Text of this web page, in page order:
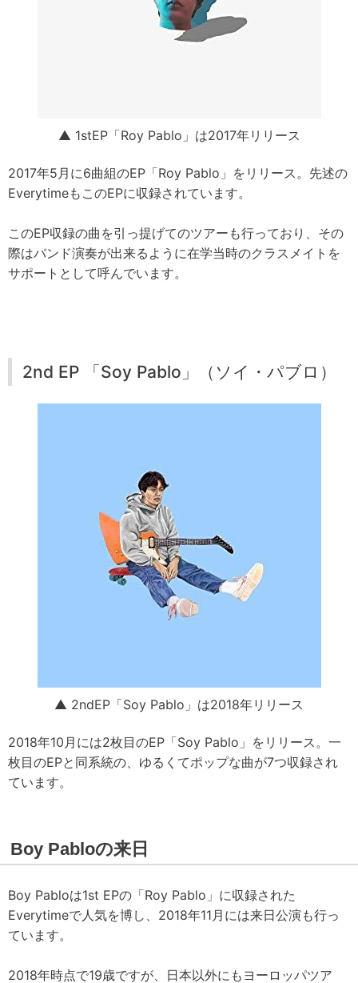
▲ 1stEP「Roy Pablo」は2017年リリース
2017年5月に6曲組のEP「Roy Pablo」をリリース。先述の
EverytimeもこのEPに収録されています。
このEP収録の曲を引っ提げてのツアーも行っており、その
際はバンド演奏が出来るように在学当時のクラスメイトを
サポートとして呼んでいます。
2nd EP 「Soy Pablo」（ソイ・パブロ）
▲ 2ndEP「Soy Pablo」は2018年リリース
2018年10月には2枚目のEP「Soy Pablo」をリリース。一
枚目のEPと同系統の、ゆるくてポップな曲が7つ収録され
ています。
Boy Pabloの来日
Boy Pabloは1st EPの「Roy Pablo」に収録された
Everytimeで人気を博し、2018年11月には来日公演も行っ
ています。
2018年時点で19歳ですが、日本以外にもヨーロッパツア